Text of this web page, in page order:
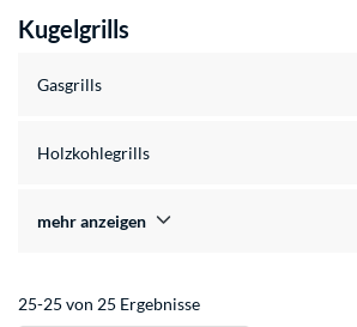
Kugelgrills
Gasgrills
Holzkohlegrills
mehr anzeigen
25-25 von 25 Ergebnisse